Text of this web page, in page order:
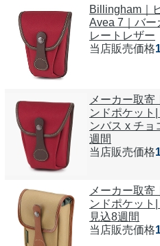
Billingham｜
Avea 7｜バー
レートレザー
当店販売価格
メーカー取
ンドポケット
ンバス x チョ
週間
当店販売価格
メーカー取
ンドポケット
見込8週間
当店販売価格